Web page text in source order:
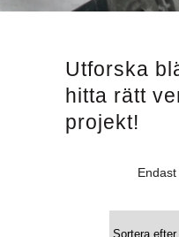
Utforska
hitta rätt
projekt!